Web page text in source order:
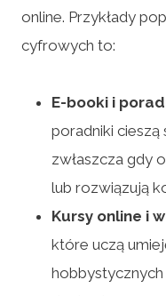
online. Przykłady
cyfrowych to:
E-booki i
poradniki cieszą
zwłaszcza gdy
lub rozwiązują
Kursy online i
które uczą